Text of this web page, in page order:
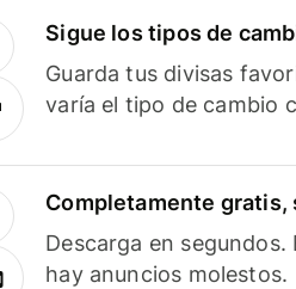
Sigue los tipos de
Guarda tus divisas
varía el tipo de cambio
Completamente gratis,
Descarga en
hay anuncios molestos.